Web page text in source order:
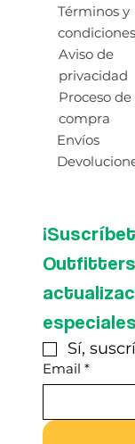
Términos y
condiciones
Aviso de
privacidad
Proceso de
compra
Envíos
Outfitters
Sí,
Email *